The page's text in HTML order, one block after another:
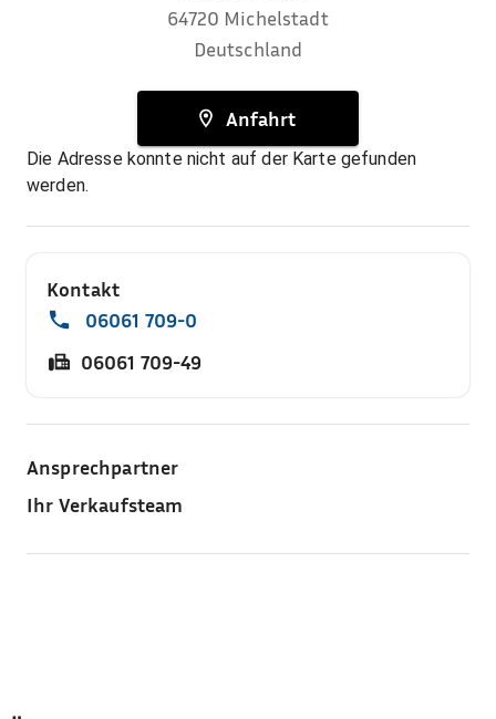
64720 Michelstadt
Deutschland
Anfahrt
Die Adresse konnte nicht auf der Karte gefunden
werden.
Kontakt
06061 709-0
06061 709-49
Ansprechpartner
Ihr Verkaufsteam